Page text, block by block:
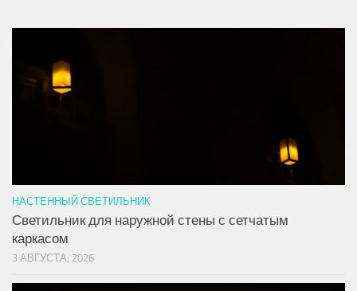
НАСТЕННЫЙ СВЕТИЛЬНИК
Светильник для наружной стены с сетчатым
каркасом
3 АВГУСТА, 2026